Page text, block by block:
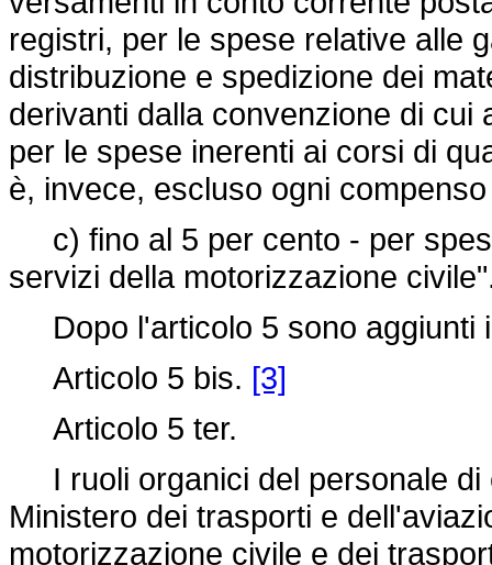
registri, per le spese relative alle
distribuzione e spedizione dei
derivanti dalla convenzione di cui
per le spese inerenti ai corsi di
è, invece, escluso ogni
c) fino al 5 per cento - per
servizi della motorizzazione
Dopo l'articolo 5 sono aggiunti
Articolo 5 bis. [3]
Articolo 5 ter.
I ruoli organici del personale di
Ministero dei trasporti e
motorizzazione civile e dei